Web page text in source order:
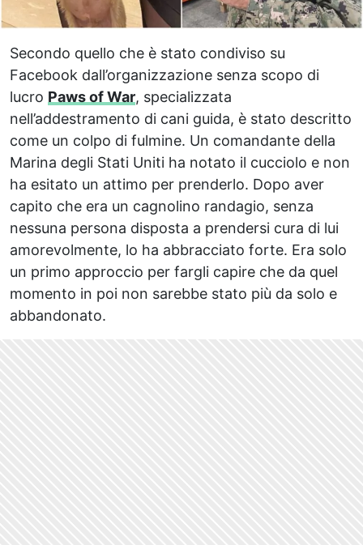
Secondo quello che è stato condiviso su
Facebook dall’organizzazione senza scopo di
lucro Paws of War, specializzata
nell’addestramento di cani guida, è stato descritto
come un colpo di fulmine. Un comandante della
Marina degli Stati Uniti ha notato il cucciolo e non
ha esitato un attimo per prenderlo. Dopo aver
capito che era un cagnolino randagio, senza
nessuna persona disposta a prendersi cura di lui
amorevolmente, lo ha abbracciato forte. Era solo
un primo approccio per fargli capire che da quel
momento in poi non sarebbe stato più da solo e
abbandonato.